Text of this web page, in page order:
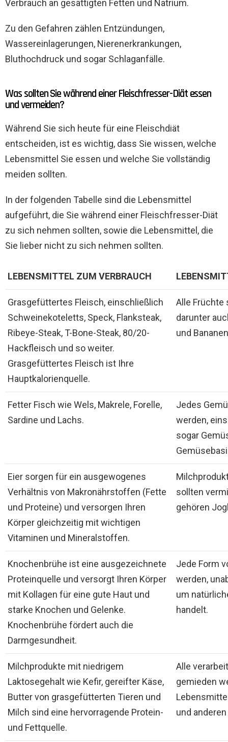
Verbrauch an gesättigten Fetten und Natrium.
Zu den Gefahren zählen Entzündungen,
Wassereinlagerungen, Nierenerkrankungen,
Bluthochdruck und sogar Schlaganfälle.
Was sollten Sie während einer Fleischfresser-Diät essen
und vermeiden?
Während Sie sich heute für eine Fleischdiät
entscheiden, ist es wichtig, dass Sie wissen, welche
Lebensmittel Sie essen und welche Sie vollständig
meiden sollten.
In der folgenden Tabelle sind die Lebensmittel
aufgeführt, die Sie während einer Fleischfresser-Diät
zu sich nehmen sollten, sowie die Lebensmittel, die
Sie lieber nicht zu sich nehmen sollten.
LEBENSMITTEL ZUM VERBRAUCH
Grasgefüttertes Fleisch, einschließlich
Schweinekoteletts, Speck, Flanksteak,
Ribeye-Steak, T-Bone-Steak, 80/20-
Hackfleisch und so weiter.
Grasgefüttertes Fleisch ist Ihre
Hauptkalorienquelle.
Alle Früchte
darunter
und
Fetter Fisch wie Wels, Makrele, Forelle,
Sardine und Lachs.
Jedes
werden,
sogar
Eier sorgen für ein ausgewogenes
Verhältnis von Makronährstoffen (Fette
und Proteine) und versorgen Ihren
Körper gleichzeitig mit wichtigen
Vitaminen und Mineralstoffen.
sollten
gehören
Knochenbrühe ist eine ausgezeichnete
Proteinquelle und versorgt Ihren Körper
mit Kollagen für eine gute Haut und
starke Knochen und Gelenke.
Knochenbrühe fördert auch die
Darmgesundheit.
Jede Form
werden,
um
handelt.
Milchprodukte mit niedrigem
Laktosegehalt wie Kefir, gereifter Käse,
Butter von grasgefütterten Tieren und
Milch sind eine hervorragende Protein-
und Fettquelle.
Alle
gemieden
und